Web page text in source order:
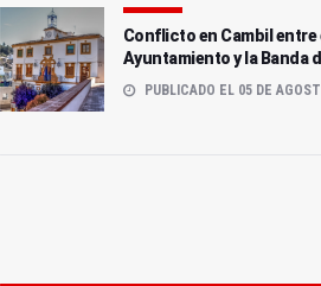
Conflicto en Cambil entre
Ayuntamiento y la Banda
PUBLICADO EL 05 DE